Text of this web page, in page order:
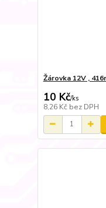
Žárovka 12V ,
10 Kč/ks
8,26 Kč bez DPH